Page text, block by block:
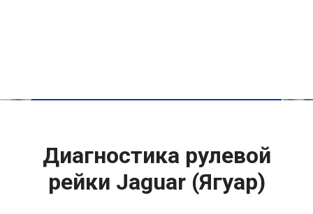
Диагностика рулевой
рейки Jaguar (Ягуар)